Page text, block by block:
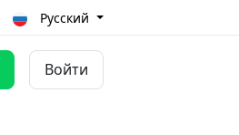
Русский
Войти